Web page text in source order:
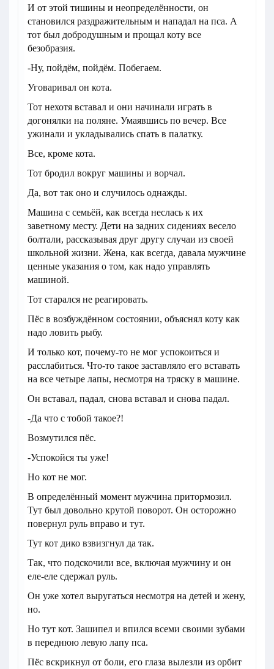
И от этой тишины и неопределённости, он
становился раздражительным и нападал на пса. А
тот был добродушным и прощал коту все
безобразия.
-Ну, пойдём, пойдём. Побегаем.
Уговаривал он кота.
Тот нехотя вставал и они начинали играть в
догонялки на поляне. Умаявшись по вечер. Все
ужинали и укладывались спать в палатку.
Все, кроме кота.
Тот бродил вокруг машины и ворчал.
Да, вот так оно и случилось однажды.
Машина с семьёй, как всегда неслась к их
заветному месту. Дети на задних сидениях весело
болтали, рассказывая друг другу случаи из своей
школьной жизни. Жена, как всегда, давала мужчине
ценные указания о том, как надо управлять
машиной.
Тот старался не реагировать.
Пёс в возбуждённом состоянии, объяснял коту как
надо ловить рыбу.
И только кот, почему-то не мог успокоиться и
расслабиться. Что-то такое заставляло его вставать
на все четыре лапы, несмотря на тряску в машине.
Он вставал, падал, снова вставал и снова падал.
-Да что с тобой такое?!
Возмутился пёс.
-Успокойся ты уже!
Но кот не мог.
В определённый момент мужчина притормозил.
Тут был довольно крутой поворот. Он осторожно
повернул руль вправо и тут.
Тут кот дико взвизгнул да так.
Так, что подскочили все, включая мужчину и он
еле-еле сдержал руль.
Он уже хотел выругаться несмотря на детей и жену,
но.
Но тут кот. Зашипел и впился всеми своими зубами
в переднюю левую лапу пса.
Пёс вскрикнул от боли, его глаза вылезли из орбит